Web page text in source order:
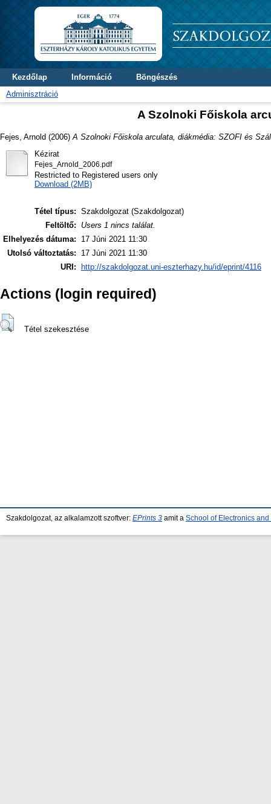
Kezdőlap Információ
Böngészés
Adminisztráció
A Szolnoki Főiskola
Fejes, Arnold (2006) A Szolnoki Főiskola arculata, diákmédia: SZOFI és
Kézirat
Fejes_Arnold_2006.pdf
Restricted to Registered users only
Download (2MB)
Tétel típus: Szakdolgozat (Szakdolgozat)
Feltöltő:
Users 1 nincs találat.
Elhelyezés dátuma:
17 Júni 2021 11:30
Utolsó változtatás:
17 Júni 2021 11:30
URI:
http://szakdolgozat.uni-eszterhazy.hu/id/eprint/4116
Actions (login required)
Tétel szekesztése
Szakdolgozat, az alkalamzott szoftver: EPrints 3 amit a School of Electronics